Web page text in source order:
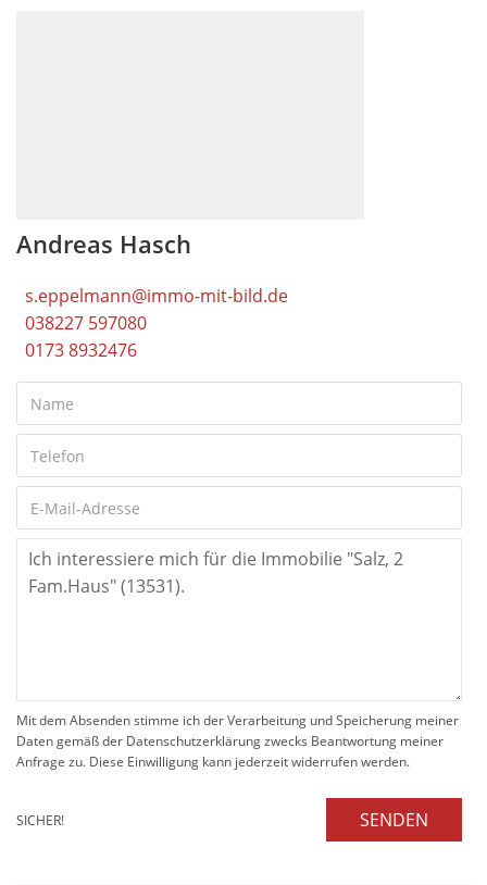
Andreas Hasch
s.eppelmann@immo-mit-bild.de
038227 597080
0173 8932476
Mit dem Absenden stimme ich der Verarbeitung und Speicherung meiner
Daten gemäß der Datenschutzerklärung zwecks Beantwortung meiner
Anfrage zu. Diese Einwilligung kann jederzeit widerrufen werden.
SICHER! SENDEN